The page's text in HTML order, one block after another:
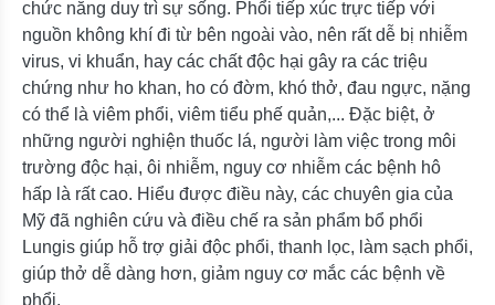
chức năng duy trì sự sống. Phổi tiếp xúc trực tiếp với
nguồn không khí đi từ bên ngoài vào, nên rất dễ bị nhiễm
virus, vi khuẩn, hay các chất độc hại gây ra các triệu
chứng như ho khan, ho có đờm, khó thở, đau ngực, nặng
có thể là viêm phổi, viêm tiểu phế quản,... Đặc biệt, ở
những người nghiện thuốc lá, người làm việc trong môi
trường độc hại, ôi nhiễm, nguy cơ nhiễm các bệnh hô
hấp là rất cao. Hiểu được điều này, các chuyên gia của
Mỹ đã nghiên cứu và điều chế ra sản phẩm bổ phổi
Lungis giúp hỗ trợ giải độc phổi, thanh lọc, làm sạch phổi,
giúp thở dễ dàng hơn, giảm nguy cơ mắc các bệnh về
phổi.